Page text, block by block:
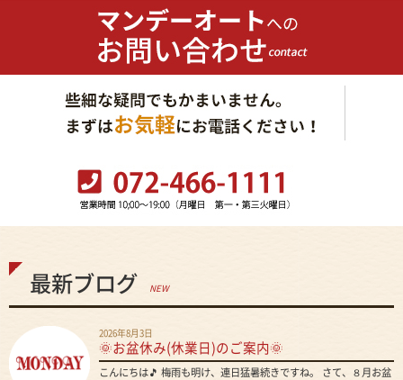
最新ブログ NEW
2026年8月3日
🌞お盆休み(休業日)のご案内🌞
こんにちは🎵 梅雨も明け、連日猛暑続きですね。 さて、８月お盆